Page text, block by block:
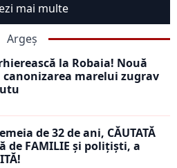
mai multe
Argeș
la Robaia! Nouă
canonizarea marelui zugrav
de 32 de ani, CĂUTATĂ
de FAMILIE și polițiști, a